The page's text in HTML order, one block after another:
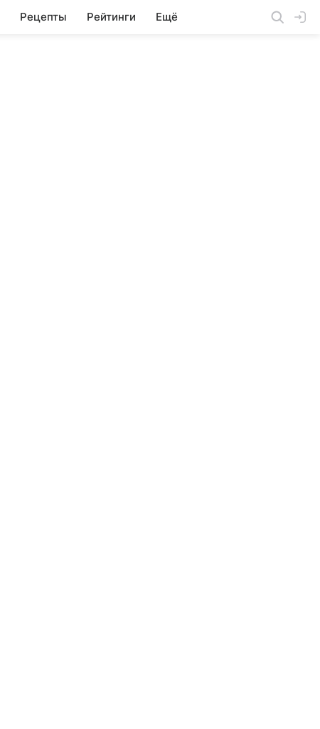
Рецепты Рейтинги Ещё